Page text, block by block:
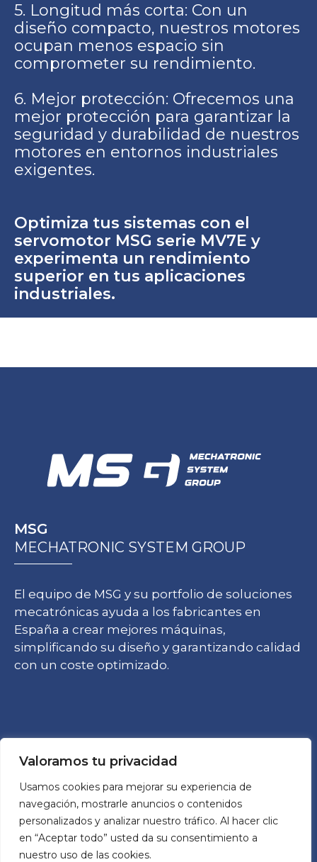
Valoramos tu privacidad
Usamos cookies para mejorar su experiencia de
navegación, mostrarle anuncios o contenidos
personalizados y analizar nuestro tráfico. Al hacer clic
en “Aceptar todo” usted da su consentimiento a
nuestro uso de las cookies.
5. Longitud más corta: Con un
diseño compacto, nuestros motores
ocupan menos espacio sin
comprometer su rendimiento.
6. Mejor protección: Ofrecemos una
mejor protección para garantizar la
seguridad y durabilidad de nuestros
motores en entornos industriales
exigentes.
Optimiza tus sistemas con el
servomotor MSG serie MV7E y
experimenta un rendimiento
superior en tus aplicaciones
industriales.
MSG
MECHATRONIC SYSTEM GROUP
El equipo de MSG y su portfolio de soluciones
mecatrónicas ayuda a los fabricantes en
España a crear mejores máquinas,
simplificando su diseño y garantizando calidad
con un coste optimizado.
TECNOLOGÍA
Variación de frecuencia
Servoaccionamientos
Supervisión, Control & Motion Control
Motores
Reductores